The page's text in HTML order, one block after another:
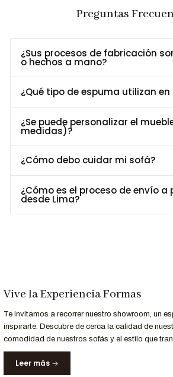
por nuestra compañía de envío en la fecha
Número de artículo:3023043
Garantía: 12 meses
variar según la configuración de tu
"¿Listo para transformar tu hogar con
muebles perfectos para tu espacio. Llama
Preguntas
¿Sus procesos de fabricación
o hechos a mano?
¿Qué tipo de espuma utilizan
¿Se puede personalizar el
medidas)?
¿Cómo debo cuidar mi sofá?
¿Cómo es el proceso de envío a
desde Lima?
Vive la Experiencia Formas
Te invitamos a recorrer nuestro showroom, un
inspirarte. Descubre de cerca la calidad de
comodidad de nuestros sofás y el estilo que
Leer más